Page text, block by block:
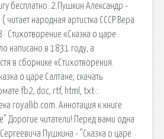
бесплатно. 2.Пушкин Александр -
читает народная артистка СССР Вера
Стихотворение «Сказка о царе
написано в 1831 году, а
в сборнике «Стихотворения.
о царе Салтане, скачать
fb2, doc, rtf, html, txt ::
royallib.com. Аннотация к книге
Дорогие читатели! Перед вами одна
Пушкина - "Сказка о царе